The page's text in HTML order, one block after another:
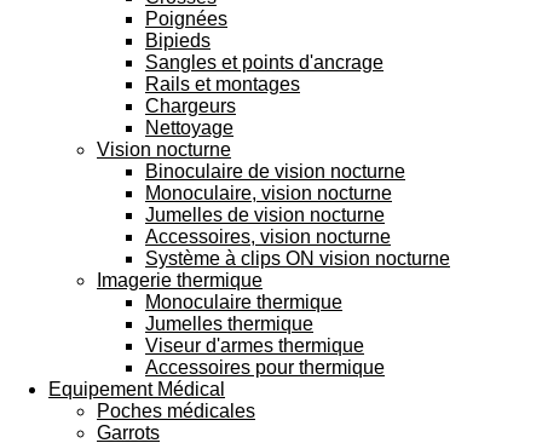
Poignées
Bipieds
Sangles et points d'ancrage
Rails et montages
Chargeurs
Nettoyage
Vision nocturne
Binoculaire de vision nocturne
Monoculaire, vision nocturne
Jumelles de vision nocturne
Accessoires, vision nocturne
Système à clips ON vision nocturne
Imagerie thermique
Monoculaire thermique
Jumelles thermique
Viseur d'armes thermique
Accessoires pour thermique
Equipement Médical
Poches médicales
Garrots